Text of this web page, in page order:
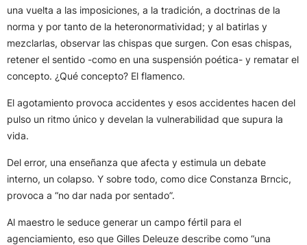
una vuelta a las imposiciones, a la tradición, a doctrinas de la
norma y por tanto de la heteronormatividad; y al batirlas y
mezclarlas, observar las chispas que surgen. Con esas chispas,
retener el sentido -como en una suspensión poética- y rematar el
concepto. ¿Qué concepto? El flamenco.
El agotamiento provoca accidentes y esos accidentes hacen del
pulso un ritmo único y develan la vulnerabilidad que supura la
vida.
Del error, una enseñanza que afecta y estimula un debate
interno, un colapso. Y sobre todo, como dice Constanza Brncic,
provoca a “no dar nada por sentado”.
Al maestro le seduce generar un campo fértil para el
agenciamiento, eso que Gilles Deleuze describe como “una